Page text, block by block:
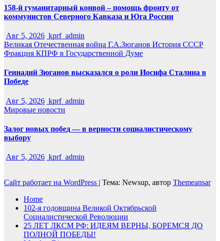
158-й гуманитарный конвой – помощь фронту от
коммунистов Северного Кавказа и Юга России
Авг 5, 2026 kprf_admin
Великая Отечественная война Г.А.Зюганов История СССР
Фракция КПРФ в Государственной Думе
Геннадий Зюганов высказался о роли Иосифа Сталина в
Победе
Авг 5, 2026 kprf_admin
Мировые новости
Залог новых побед — в верности социалистическому
выбору
Авг 5, 2026 kprf_admin
Сайт работает на WordPress | Тема: Newsup, автор Themeansar
Home
102-я годовщина Великой Октябрьской
Социалистической Революции
25 ЛЕТ ЛКСМ РФ: ИДЕЯМ ВЕРНЫ, БОРЕМСЯ ДО
ПОЛНОЙ ПОБЕДЫ!